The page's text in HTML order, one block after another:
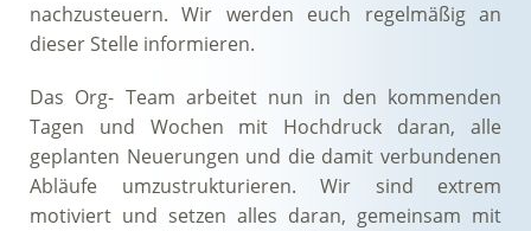
nachzusteuern. Wir werden euch regelmäßig an
dieser Stelle informieren.
Das Org- Team arbeitet nun in den kommenden
Tagen und Wochen mit Hochdruck daran, alle
geplanten Neuerungen und die damit verbundenen
Abläufe umzustrukturieren. Wir sind extrem
motiviert und setzen alles daran, gemeinsam mit